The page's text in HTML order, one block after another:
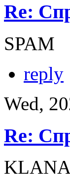
Re:
SPAM
reply
Wed,
Re: